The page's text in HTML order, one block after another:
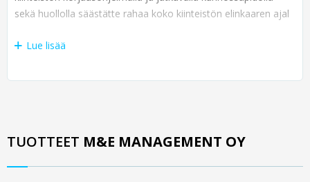
sekä huollolla säästätte rahaa koko kiinteistön elinkaaren ajal
Lue lisää
TUOTTEET M&E MANAGEMENT OY